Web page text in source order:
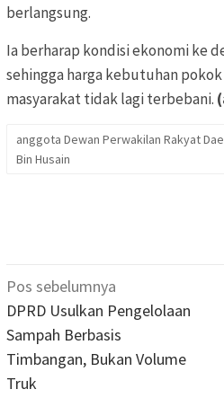
berlangsung.
Ia berharap kondisi ekonomi ke
sehingga harga kebutuhan
masyarakat tidak lagi terbebani.
anggota Dewan Perwakilan Rakyat
Bin Husain
Navigasi
pos
Pos sebelumnya
DPRD Usulkan Pengelolaan
Sampah Berbasis
Timbangan, Bukan Volume
Truk